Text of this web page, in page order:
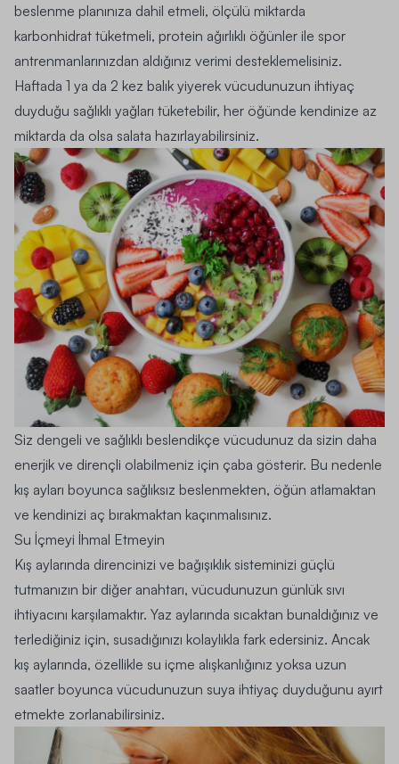
beslenme planınıza dahil etmeli, ölçülü miktarda
karbonhidrat tüketmeli, protein ağırlıklı öğünler ile spor
antrenmanlarınızdan aldığınız verimi desteklemelisiniz.
Haftada 1 ya da 2 kez balık yiyerek vücudunuzun ihtiyaç
duyduğu sağlıklı yağları tüketebilir, her öğünde kendinize az
miktarda da olsa salata hazırlayabilirsiniz.
Siz dengeli ve sağlıklı beslendikçe vücudunuz da sizin daha
enerjik ve dirençli olabilmeniz için çaba gösterir. Bu nedenle
kış ayları boyunca sağlıksız beslenmekten, öğün atlamaktan
ve kendinizi aç bırakmaktan kaçınmalısınız.
Su İçmeyi İhmal Etmeyin
Kış aylarında direncinizi ve bağışıklık sisteminizi güçlü
tutmanızın bir diğer anahtarı, vücudunuzun günlük sıvı
ihtiyacını karşılamaktır. Yaz aylarında sıcaktan bunaldığınız ve
terlediğiniz için, susadığınızı kolaylıkla fark edersiniz. Ancak
kış aylarında, özellikle su içme alışkanlığınız yoksa uzun
saatler boyunca vücudunuzun suya ihtiyaç duyduğunu ayırt
etmekte zorlanabilirsiniz.